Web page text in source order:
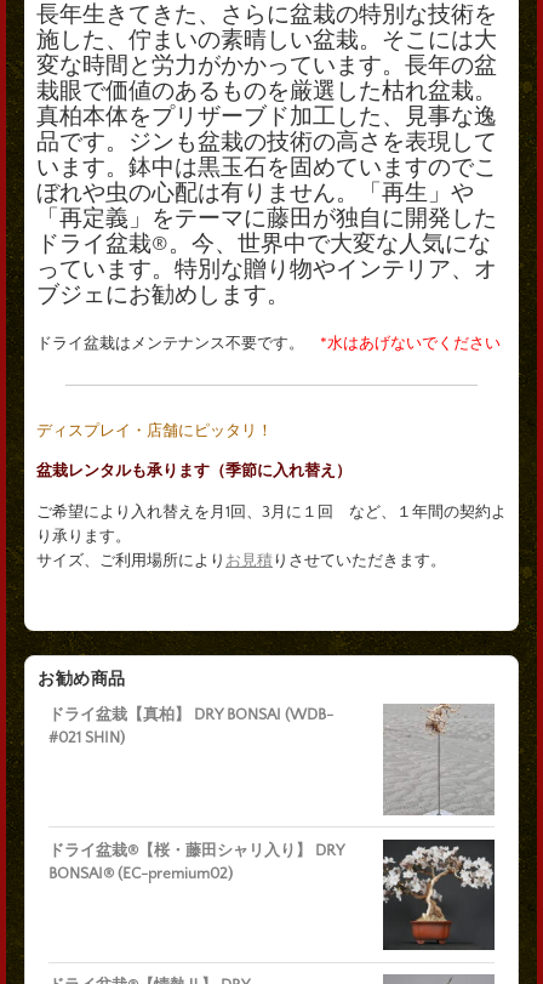
長年生きてきた、さらに盆栽の特別な技術を
施した、佇まいの素晴しい盆栽。そこには大
変な時間と労力がかかっています。長年の盆
栽眼で価値のあるものを厳選した枯れ盆栽。
真柏本体をプリザーブド加工した、見事な逸
品です。ジンも盆栽の技術の高さを表現して
います。鉢中は黒玉石を固めていますのでこ
ぼれや虫の心配は有りません。「再生」や
「再定義」をテーマに藤田が独自に開発した
ドライ盆栽®。今、世界中で大変な人気にな
っています。特別な贈り物やインテリア、オ
ブジェにお勧めします。
ドライ盆栽はメンテナンス不要です。 *水はあげないでください
ディスプレイ・店舗にピッタリ！
盆栽レンタルも承ります（季節に入れ替え）
ご希望により入れ替えを月1回、3月に１回 など、１年間の契約よ
り承ります。
サイズ、ご利用場所により お見積りさせていただきます。
お勧め商品
ドライ盆栽【真柏】 DRY BONSAI (WDB-
#021 SHIN)
ドライ盆栽®【桜・藤田シャリ入り】 DRY
BONSAI® (EC-premium02)